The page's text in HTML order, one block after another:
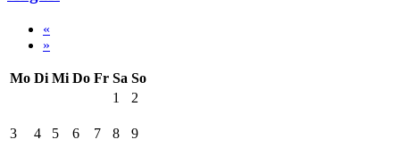
«
»
Mo Di Mi Do Fr Sa So
1
2
3 4 5 6 7 8 9